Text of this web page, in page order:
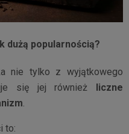
dużą popularnością?
nie tylko z wyjątkowego
się jej również liczne
.
to: